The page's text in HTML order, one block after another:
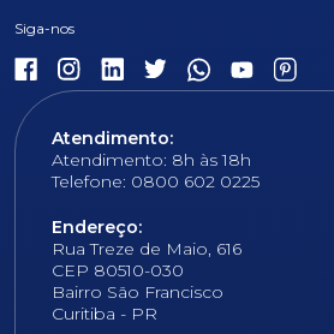
Atendimento:
Atendimento: 8h às 18h
Telefone: 0800 602 0225
Endereço:
Rua Treze de Maio, 616
CEP 80510-030
Bairro São Francisco
Curitiba - PR